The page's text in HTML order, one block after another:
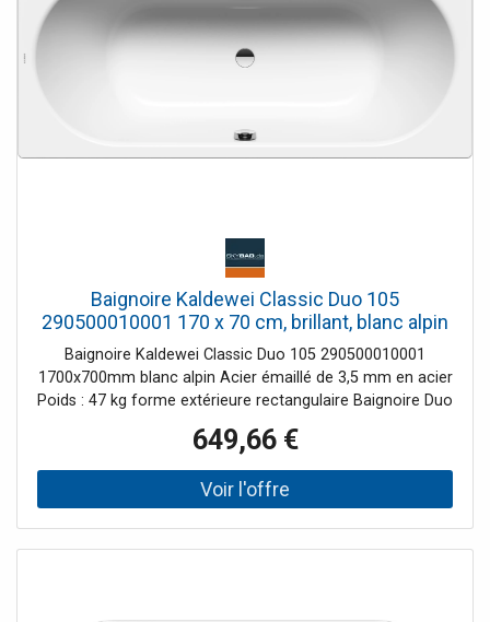
Baignoire Kaldewei Classic Duo 105
290500010001 170 x 70 cm, brillant, blanc alpin
Baignoire Kaldewei Classic Duo 105 290500010001
1700x700mm blanc alpin Acier émaillé de 3,5 mm en acier
Poids : 47 kg forme extérieure rectangulaire Baignoire Duo
TÜV-GS (sécurité testée) Modèle de base ALLROUND n°
5030, modèle Comfort-Level n° 4002, modèle Comfort-
Level Plus n° 4012
649,66 €